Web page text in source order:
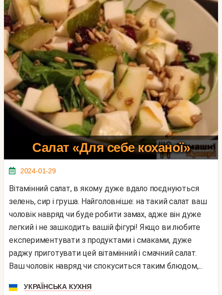
Салат «Для себе коханої»
2024-01-29
Вітамінний салат, в якому дуже вдало поєднуються
зелень, сир і груша. Найголовніше: на такий салат ваш
чоловік навряд чи буде робити замах, адже він дуже
легкий і не зашкодить вашій фігурі! Якщо ви любите
експериментувати з продуктами і смаками, дуже
раджу приготувати цей вітамінний і смачний салат.
Ваш чоловік навряд чи спокуситься таким блюдом,...
УКРАЇНСЬКА КУХНЯ